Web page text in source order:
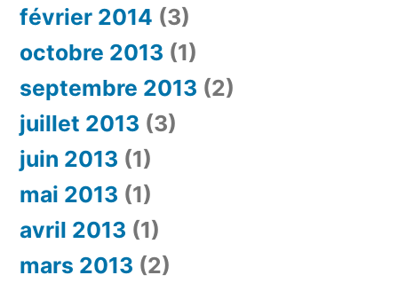
février 2014 (3)
octobre 2013 (1)
septembre 2013 (2)
juillet 2013 (3)
juin 2013 (1)
mai 2013 (1)
avril 2013 (1)
mars 2013 (2)